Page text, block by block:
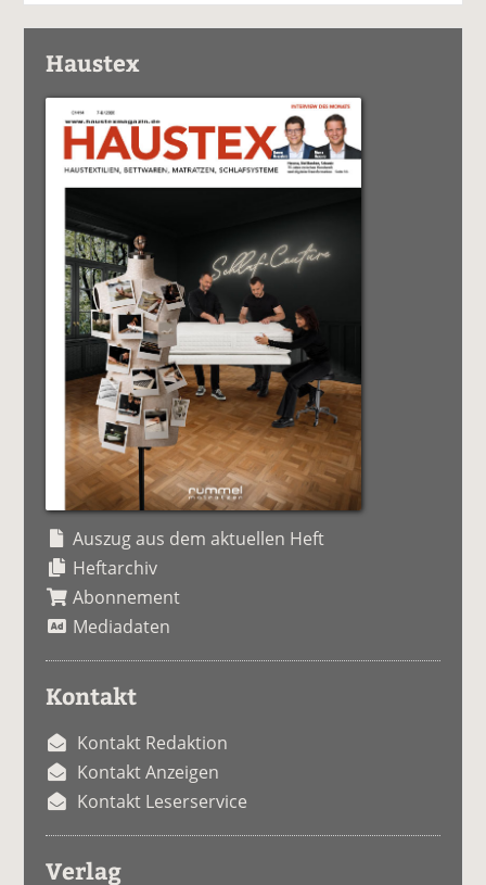
Haustex
Auszug aus dem aktuellen Heft
Heftarchiv
Abonnement
Mediadaten
Kontakt
Kontakt Redaktion
Kontakt Anzeigen
Kontakt Leserservice
Verlag